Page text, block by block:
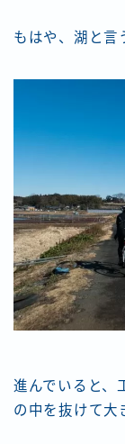
もはや、湖と言
進んでいると、
の中を抜けて大